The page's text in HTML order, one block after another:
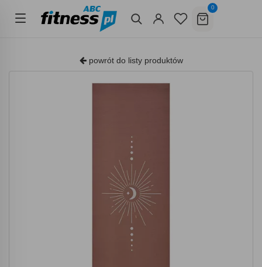
0
powrót do listy produktów